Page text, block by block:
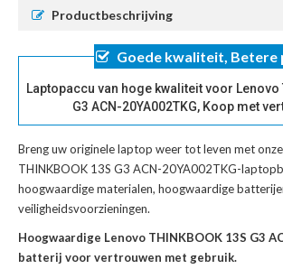
Productbeschrijving
Goede kwaliteit, Betere
Laptopaccu van hoge kwaliteit voor Lenovo
G3 ACN-20YA002TKG, Koop met
Breng uw originele laptop weer tot leven met onze
THINKBOOK 13S G3 ACN-20YA002TKG-
hoogwaardige materialen, hoogwaardige
veiligheidsvoorzieningen.
Hoogwaardige Lenovo THINKBOOK 13S G3
batterij voor vertrouwen met gebruik.